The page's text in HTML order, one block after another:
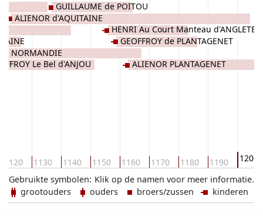
1120 1130 1140 1150 1160 1170 1180 1190 1200
NORMANDIE
Le Bel d'ANJOU
ALIENOR d'AQUITAINE
GUILLAUME de POITOU
HENRI Au Court Manteau
GEOFFROY de PLANTAGENET
ALIENOR PLANTAGENET
Klik op de namen voor meer informatie.
Gebruikte symbolen:
grootouders
ouders broers/zussen kinderen